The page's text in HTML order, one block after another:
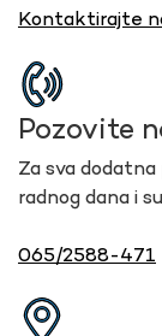
Kontaktirajte
Pozovite
Za sva
radnog dana i
065/2588-471